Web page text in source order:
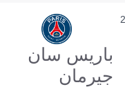
باريس سان
جيرمان